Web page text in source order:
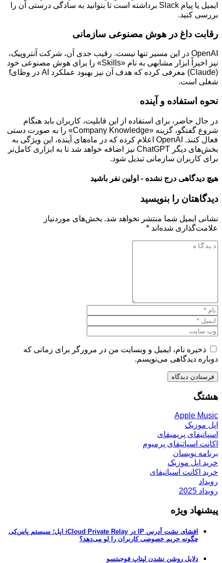
ایمیل یا پیام Slack برداشته است تا بتوانید به سادگی درستی آن را
بررسی کنید.
رقابت داغ در هوش مصنوعی سازمانی
OpenAI در این مسیر تنها نیست. رقیب جدی آن، شرکت آنتروپیک،
نیز اخیراً ابزار مشابهی به نام «Skills» را برای هوش مصنوعی خود
(Claude) معرفی کرده که هدف آن نیز بهبود عملکرد AI در وظایf
شغلی است.
نحوه استفاده و آینده
در حال حاضر، برای استفاده از این قابلیت، کاربران باید هنگام
شروع گفتگو، گزینه «Company Knowledge» را به صورت دستی
فعال کنند. OpenAI اعلام کرده که در ماه‌های آینده، این ویژگی به
بخش‌های دیگر ChatGPT نیز اضافه خواهد شد تا به ابزاری کامل‌تر
برای کاربران سازمانی تبدیل شود.
هیچ دیدگاهی درج نشده - اولین نفر باشید
دیدگاهتان را بنویسید
نشانی ایمیل شما منتشر نخواهد شد. بخش‌های موردنیاز
علامت‌گذاری شده‌اند *
ذخیره نام، ایمیل و وبسایت من در مرورگر برای زمانی که
دوباره دیدگاهی می‌نویسم.
هشتگ
Apple Music
اپل موزیک
اسپاتیفای پریمیفای
اکانت اسپاتیفای پرمیوم
برنامه نویسان
خرید اپل موزیک
خرید اکانت اسپاتیفای
رویداد
رویداد 2025
پیشنهاد ویژه
افشای نشت آدرس IP در iCloud Private Relay اپل؛ سیستم پاس‌کی
چگونه حریم خصوصی کاربران را لو می‌دهد؟
دلایل روشن نشدن لپتاپ فوجیتسو